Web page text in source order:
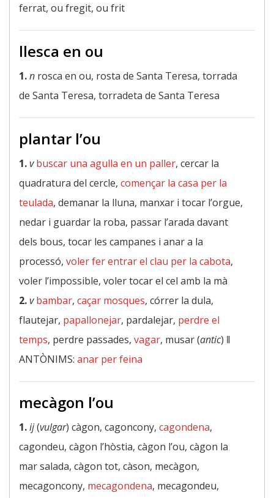
ferrat, ou fregit, ou frit
llesca en ou
1.n rosca en ou, rosta de Santa Teresa, torrada
de Santa Teresa, torradeta de Santa Teresa
plantar l’ou
1.v buscar una agulla en un paller, cercar la
quadratura del cercle, començar la casa per la
teulada, demanar la lluna, manxar i tocar l’orgue,
nedar i guardar la roba, passar l’arada davant
dels bous, tocar les campanes i anar a la
processó, voler fer entrar el clau per la cabota,
voler l’impossible, voler tocar el cel amb la mà
2.v bambar, caçar mosques, córrer la dula,
flautejar, papallonejar, pardalejar, perdre el
temps, perdre passades, vagar, musar (antic) ‖
ANTÒNIMS: anar per feina
mecàgon l’ou
1.ij(vulgar) càgon, cagoncony, cagondena,
cagondeu, càgon l’hòstia, càgon l’ou, càgon la
mar salada, càgon tot, càson, mecàgon,
mecagoncony, mecagondena, mecagondeu,